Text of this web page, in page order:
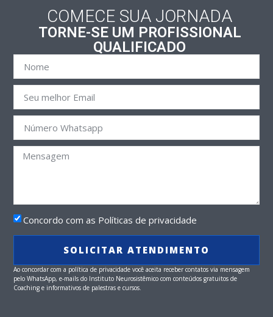
COMECE SUA JORNADA
TORNE-SE UM PROFISSIONAL
QUALIFICADO
Concordo com as Políticas de privacidade
SOLICITAR ATENDIMENTO
Ao concordar com a política de privacidade você aceita receber contatos via mensagem
pelo WhatsApp, e-mails do Instituto Neurosistêmico com conteúdos gratuitos de
Coaching e informativos de palestras e cursos.